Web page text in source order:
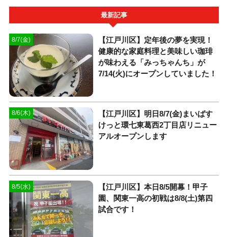
最新記事
8/7(金)
【江戸川区】定年後の夢を実現！
健康的な家庭料理と美味しい珈琲
が味わえる「みっちゃんち」が
7/14(火)にオープンしていました！
8/6(木)
【江戸川区】明日8/7(金)まいばす
けっと環七東葛西2丁目店リニュー
アルオープンします
8/5(水)
【江戸川区】本日8/5開幕！甲子
園、関東一高の初戦は8/8(土)第四
試合です！